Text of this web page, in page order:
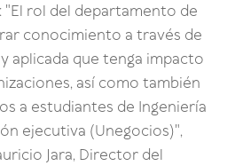
"El rol del departamento de
conocimiento a través de
aplicada que tenga impacto
así como también
a estudiantes de Ingeniería
ejecutiva (Unegocios)",
Jara, Director del